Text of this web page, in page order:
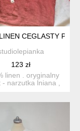
CEGLASTY
123 zł
linen . oryginalny
- narzutka lniana ,